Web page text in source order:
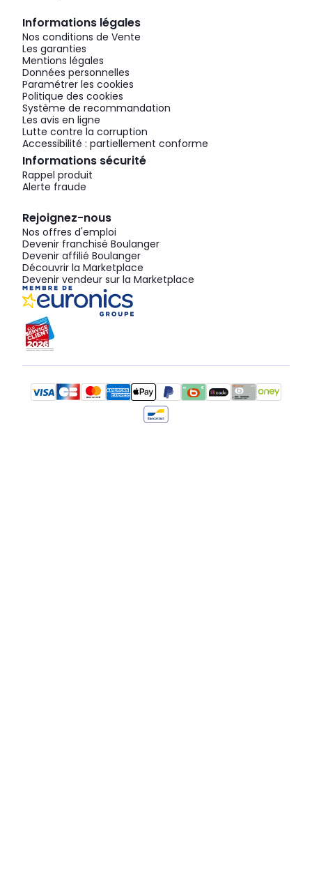
Informations légales
Nos conditions de Vente
Les garanties
Mentions légales
Données personnelles
Paramétrer les cookies
Politique des cookies
Système de recommandation
Les avis en ligne
Lutte contre la corruption
Accessibilité : partiellement conforme
Informations sécurité
Rappel produit
Alerte fraude
Rejoignez-nous
Nos offres d'emploi
Devenir franchisé Boulanger
Devenir affilié Boulanger
Découvrir la Marketplace
Devenir vendeur sur la Marketplace